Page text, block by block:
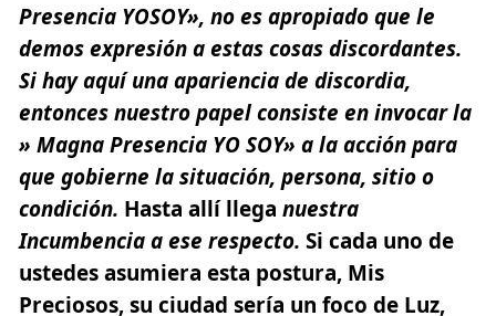
Presencia YOSOY», no es apropiado que le
demos expresión a estas cosas discordantes.
Si hay aquí una apariencia de discordia,
entonces nuestro papel consiste en invocar la
» Magna Presencia YO SOY» a la acción para
que gobierne la situación, persona, sitio o
condición. Hasta allí llega nuestra
Incumbencia a ese respecto. Si cada uno de
ustedes asumiera esta postura, Mis
Preciosos, su ciudad sería un foco de Luz,